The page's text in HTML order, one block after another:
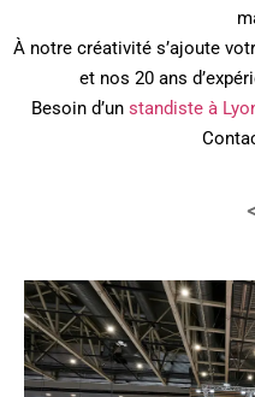
À notre créativité s’ajoute
et nos 20 ans
Besoin d’un standiste à